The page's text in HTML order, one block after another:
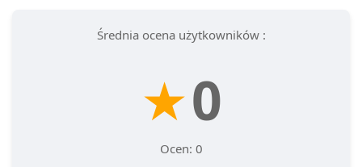
Średnia ocena użytkowników :
★0
Ocen: 0